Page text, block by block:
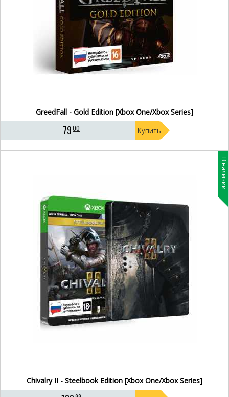
GreedFall - Gold Edition [Xbox One/Xbox Series]
7900 Купить
В наличии
Chivalry II - Steelbook Edition [Xbox One/Xbox Series]